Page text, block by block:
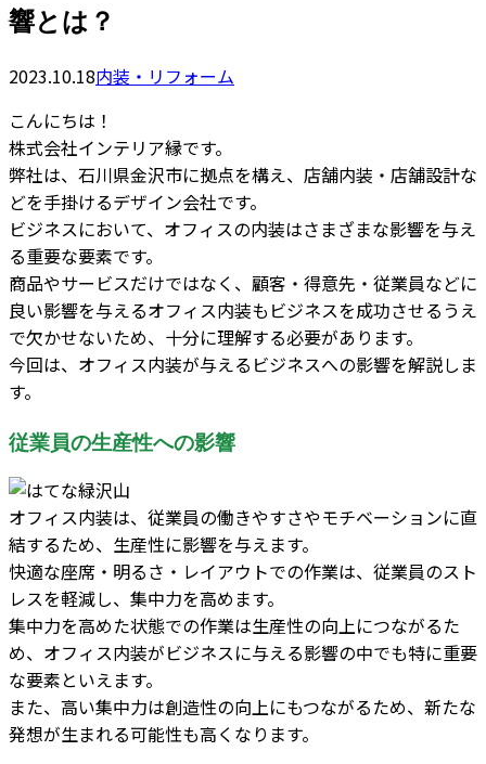
響とは？
2023.10.18内装・リフォーム
こんにちは！
株式会社インテリア縁です。
弊社は、石川県金沢市に拠点を構え、店舗内装・店舗設計な
どを手掛けるデザイン会社です。
ビジネスにおいて、オフィスの内装はさまざまな影響を与え
る重要な要素です。
商品やサービスだけではなく、顧客・得意先・従業員などに
良い影響を与えるオフィス内装もビジネスを成功させるうえ
で欠かせないため、十分に理解する必要があります。
今回は、オフィス内装が与えるビジネスへの影響を解説しま
す。
従業員の生産性への影響
オフィス内装は、従業員の働きやすさやモチベーションに直
結するため、生産性に影響を与えます。
快適な座席・明るさ・レイアウトでの作業は、従業員のスト
レスを軽減し、集中力を高めます。
集中力を高めた状態での作業は生産性の向上につながるた
め、オフィス内装がビジネスに与える影響の中でも特に重要
な要素といえます。
また、高い集中力は創造性の向上にもつながるため、新たな
発想が生まれる可能性も高くなります。